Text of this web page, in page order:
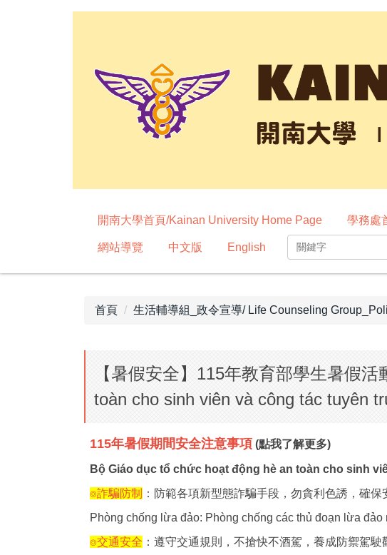
開南大學首頁/Kainan University Home Page 學務處
網站導覽 中文版 English
首頁 生活輔導組_政令宣導/ Life Counseling
【暑假安全】115年教育部學生暑假
toàn cho sinh viên và công tác tuyên
115年暑假期間安全注意事項 (點我了解更多)
Bộ Giáo dục tổ chức hoạt động hè an toàn cho sinh
⌾詐騙防制
：防範各項新型態詐騙手段，勿貪利色誘，確
Phòng chống lừa đảo: Phòng chống các thủ đoạn lừa
⌾交通安全 ：遵守交通規則，不搶快不酒駕，養成防禦駕駛